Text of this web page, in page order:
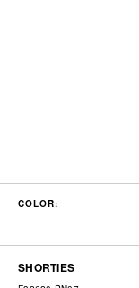
SHORTIES
COLOR: